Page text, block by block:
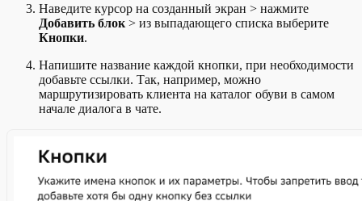
Наведите курсор на созданный экран > нажмите
Добавить блок > из выпадающего списка выберите
Кнопки.
Напишите название каждой кнопки, при необходимости
добавьте ссылки. Так, например, можно
маршрутизировать клиента на каталог обуви в самом
начале диалога в чате.